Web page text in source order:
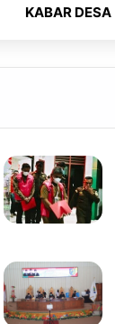
KABAR DESA